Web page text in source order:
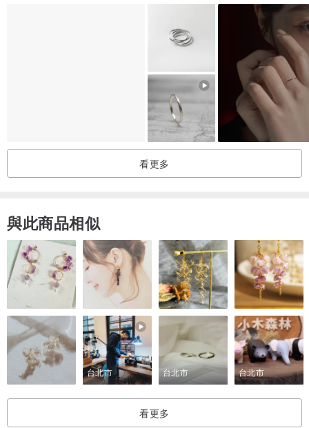
51.2
17.1 53.8
17.5 55.1
18.1 57
│尺寸：尾戒，可按需求訂製
│材質：純銀 925 silver
│純手工製作，7 - 20天不定│
預急件者可先詢問 ^^
----------------------------
蛇在很多故事裡都扮演著不好的角色，
但對我來說，蛇是有個性又神秘的
也有保護的象徵。
在創作時沒有特別賦予它故事，
而是隨著線條變化就出現了蛇的樣子！
看更多
與此商品相似
台北市 台北市 台北市
看更多